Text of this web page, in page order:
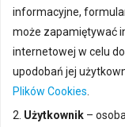
informacyjne,
może zapamiętywać
internetowej w celu
upodobań jej
Plików Cookies.
2. Użytkownik –